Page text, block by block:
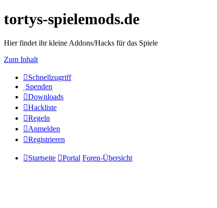
tortys-spielemods.de
Hier findet ihr kleine Addons/Hacks für das Spiele
Zum Inhalt
Schnellzugriff
Spenden
Downloads
Hackliste
Regeln
Anmelden
Registrieren
Startseite Portal Foren-Übersicht